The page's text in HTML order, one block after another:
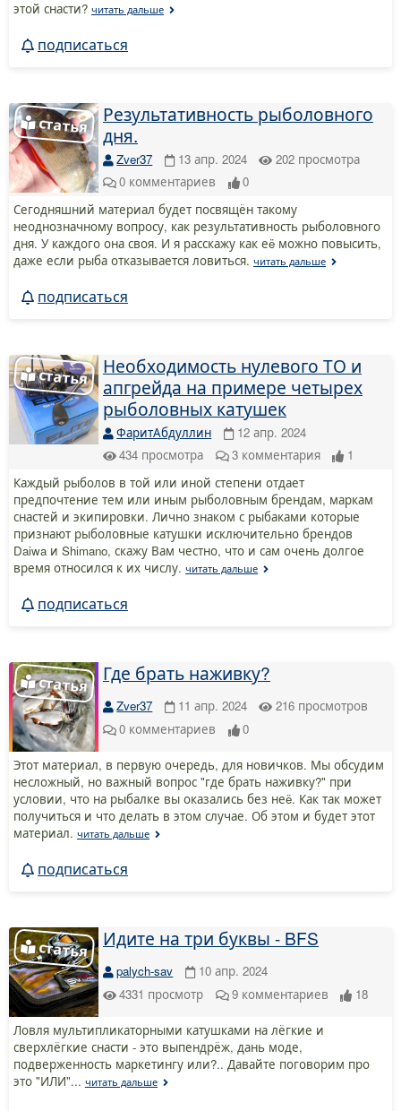
этой снасти? читать дальше
подписаться
Результативность рыболовного
дня.
Zver37 13 апр. 2024 202 просмотра
0 комментариев
0
Сегодняшний материал будет посвящён такому
неоднозначному вопросу, как результативность рыболовного
дня. У каждого она своя. И я расскажу как еë можно повысить,
даже если рыба отказывается ловиться. читать дальше
подписаться
Необходимость нулевого ТО и
апгрейда на примере четырех
рыболовных катушек
ФаритАбдуллин
12 апр. 2024
434 просмотра 3 комментария
1
Каждый рыболов в той или иной степени отдает
предпочтение тем или иным рыболовным брендам, маркам
снастей и экипировки. Лично знаком с рыбаками которые
признают рыболовные катушки исключительно брендов
Daiwa и Shimano, скажу Вам честно, что и сам очень долгое
время относился к их числу. читать дальше
подписаться
Где брать наживку?
Zver37 11 апр. 2024 216 просмотров
0 комментариев 0
Этот материал, в первую очередь, для новичков. Мы обсудим
несложный, но важный вопрос "где брать наживку?" при
условии, что на рыбалке вы оказались без неë. Как так может
получиться и что делать в этом случае. Об этом и будет этот
материал. читать дальше
подписаться
Идите на три буквы - BFS
palych-sav
10 апр. 2024
4331 просмотр 9 комментариев 18
Ловля мультипликаторными катушками на лёгкие и
сверхлёгкие снасти - это выпендрёж, дань моде,
подверженность маркетингу или?.. Давайте поговорим про
это "ИЛИ"... читать дальше